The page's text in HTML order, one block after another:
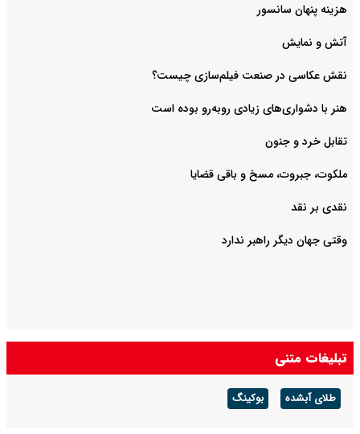
هزینه پنهان سانسور
آتش و نمایش
هنر با دشواری‌های زیادی روبه‌رو بوده است
تقابل خرد و جنون
ملکوت، جبروت، مسخ و باقی قضایا
نقدی بر نقد
وقتی جهان دیگر راهبر ندارد
تبلیغات متنی
طلای آبشده بوکینگ